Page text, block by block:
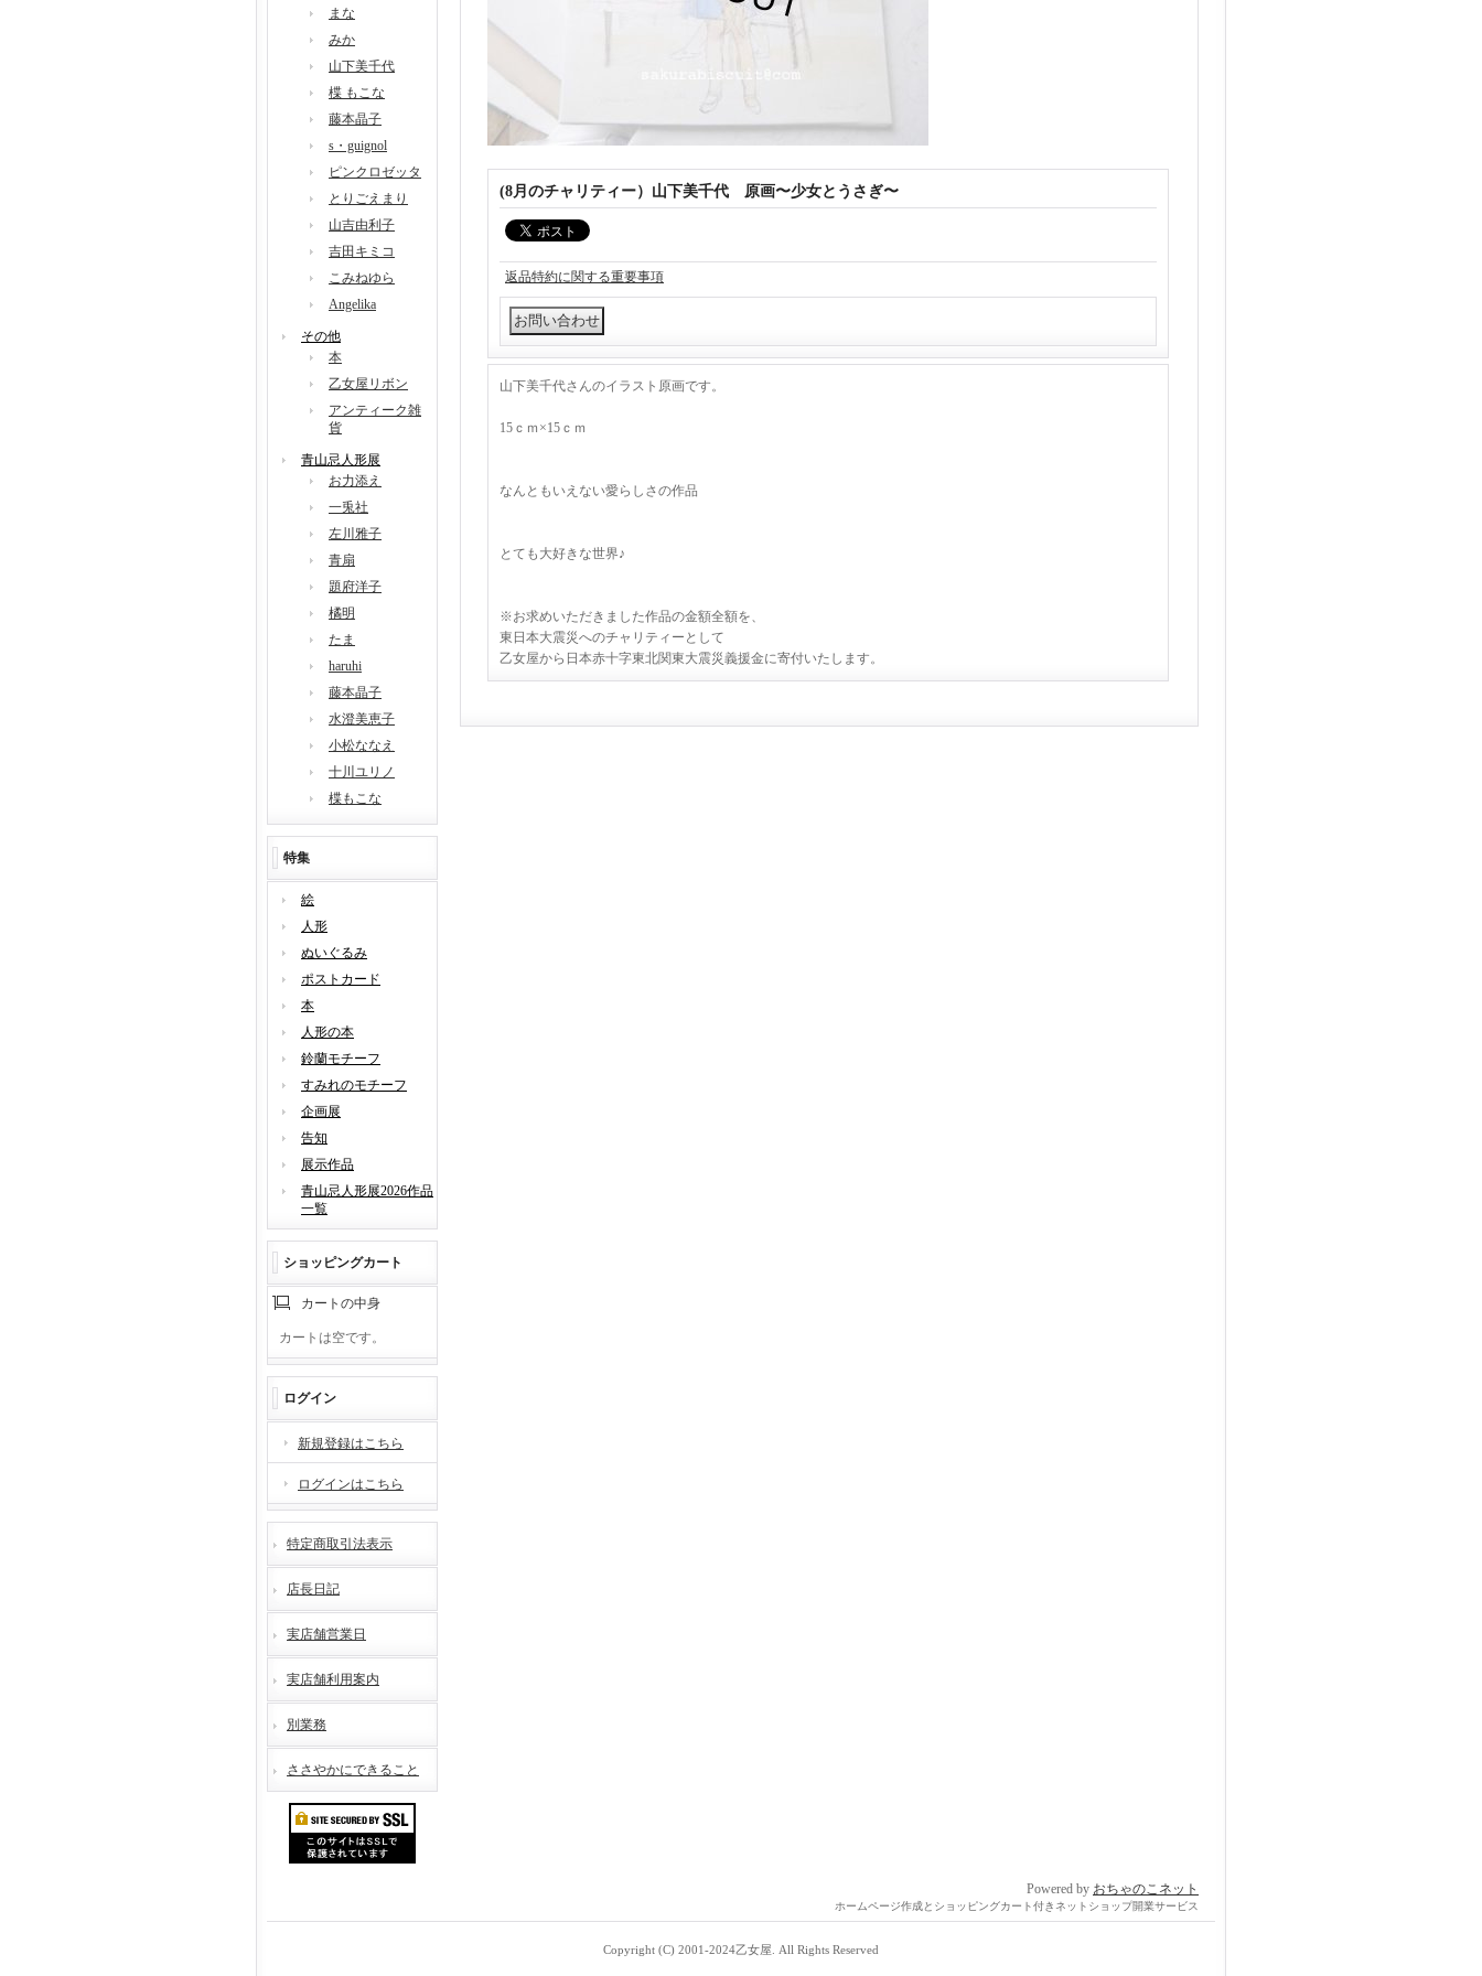
まな
みか
山下美千代
楪 もこな
藤本晶子
s・guignol
ピンクロゼッタ
とりごえまり
山吉由利子
吉田キミコ
こみねゆら
Angelika
その他
本
乙女屋リボン
アンティーク雑
貨
青山忌人形展
お力添え
一兎社
左川雅子
青扇
題府洋子
橘明
たま
haruhi
藤本晶子
水澄美恵子
小松ななえ
十川ユリノ
楪もこな
特集
絵
人形
ぬいぐるみ
ポストカード
本
人形の本
鈴蘭モチーフ
すみれのモチーフ
企画展
告知
展示作品
青山忌人形展2026作品
一覧
ショッピングカート
カートの中身
カートは空です。
ログイン
新規登録はこちら
ログインはこちら
特定商取引法表示
店長日記
実店舗営業日
実店舗利用案内
別業務
ささやかにできること
(8月のチャリティー）山下美千代 原画〜少女とうさぎ〜
返品特約に関する重要事項
山下美千代さんのイラスト原画です。
15ｃｍ×15ｃｍ
なんともいえない愛らしさの作品
とても大好きな世界♪
※お求めいただきました作品の金額全額を、
東日本大震災へのチャリティーとして
乙女屋から日本赤十字東北関東大震災義援金に寄付いたします。
Powered by おちゃのこネット
ホームページ作成とショッピングカート付きネットショップ開業サービス
Copyright (C) 2001-2024乙女屋. All Rights Reserved